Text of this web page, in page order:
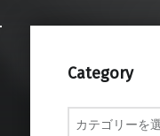
Category
Category